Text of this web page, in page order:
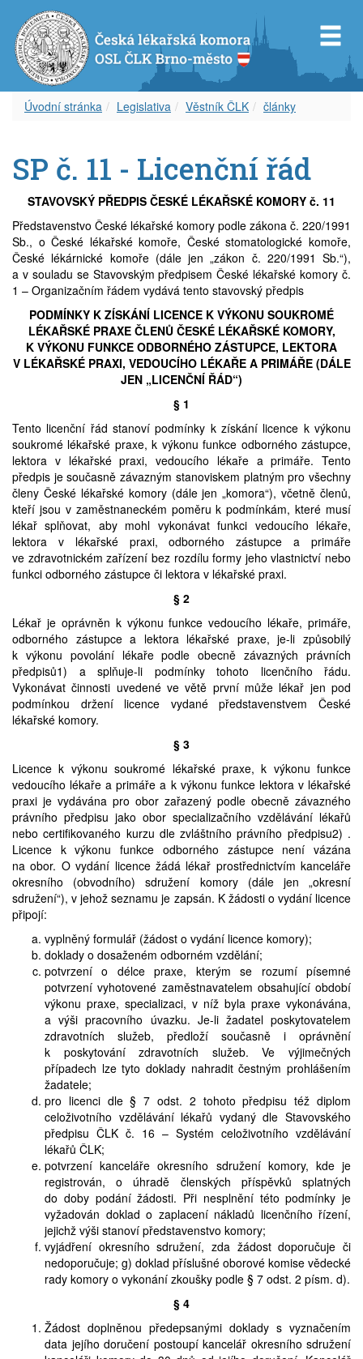
Úvodní stránka Legislativa Věstník ČLK články
SP č. 11 - Licenční řád
STAVOVSKÝ PŘEDPIS ČESKÉ LÉKAŘSKÉ KOMORY č. 11
Představenstvo České lékařské komory podle zákona č. 220/1991
Sb., o České lékařské komoře, České stomatologické komoře,
České lékárnické komoře (dále jen „zákon č. 220/1991 Sb.“),
a v souladu se Stavovským předpisem České lékařské komory č.
1 – Organizačním řádem vydává tento stavovský předpis
PODMÍNKY K ZÍSKÁNÍ LICENCE K VÝKONU SOUKROMÉ
LÉKAŘSKÉ PRAXE ČLENŮ ČESKÉ LÉKAŘSKÉ KOMORY,
K VÝKONU FUNKCE ODBORNÉHO ZÁSTUPCE, LEKTORA
V LÉKAŘSKÉ PRAXI, VEDOUCÍHO LÉKAŘE A PRIMÁŘE (DÁLE
JEN „LICENČNÍ ŘÁD“)
§ 1
Tento licenční řád stanoví podmínky k získání licence k výkonu
soukromé lékařské praxe, k výkonu funkce odborného zástupce,
lektora v lékařské praxi, vedoucího lékaře a primáře. Tento
předpis je současně závazným stanoviskem platným pro všechny
členy České lékařské komory (dále jen „komora“), včetně členů,
kteří jsou v zaměstnaneckém poměru k podmínkám, které musí
lékař splňovat, aby mohl vykonávat funkci vedoucího lékaře,
lektora v lékařské praxi, odborného zástupce a primáře
ve zdravotnickém zařízení bez rozdílu formy jeho vlastnictví nebo
funkci odborného zástupce či lektora v lékařské praxi.
§ 2
Lékař je oprávněn k výkonu funkce vedoucího lékaře, primáře,
odborného zástupce a lektora lékařské praxe, je-li způsobilý
k výkonu povolání lékaře podle obecně závazných právních
předpisů1) a splňuje-li podmínky tohoto licenčního řádu.
Vykonávat činnosti uvedené ve větě první může lékař jen pod
podmínkou držení licence vydané představenstvem České
lékařské komory.
§ 3
Licence k výkonu soukromé lékařské praxe, k výkonu funkce
vedoucího lékaře a primáře a k výkonu funkce lektora v lékařské
praxi je vydávána pro obor zařazený podle obecně závazného
právního předpisu jako obor specializačního vzdělávání lékařů
nebo certifikovaného kurzu dle zvláštního právního předpisu2) .
Licence k výkonu funkce odborného zástupce není vázána
na obor. O vydání licence žádá lékař prostřednictvím kanceláře
okresního (obvodního) sdružení komory (dále jen „okresní
sdružení“), v jehož seznamu je zapsán. K žádosti o vydání licence
připojí:
vyplněný formulář (žádost o vydání licence komory);
doklady o dosaženém odborném vzdělání;
potvrzení o délce praxe, kterým se rozumí písemné
potvrzení vyhotovené zaměstnavatelem obsahující období
výkonu praxe, specializaci, v níž byla praxe vykonávána,
a výši pracovního úvazku. Je-li žadatel poskytovatelem
zdravotních služeb, předloží současně i oprávnění
k poskytování zdravotních služeb. Ve výjimečných
případech lze tyto doklady nahradit čestným prohlášením
žadatele;
pro licenci dle § 7 odst. 2 tohoto předpisu též diplom
celoživotního vzdělávání lékařů vydaný dle Stavovského
předpisu ČLK č. 16 – Systém celoživotního vzdělávání
lékařů ČLK;
potvrzení kanceláře okresního sdružení komory, kde je
registrován, o úhradě členských příspěvků splatných
do doby podání žádosti. Při nesplnění této podmínky je
vyžadován doklad o zaplacení nákladů licenčního řízení,
jejichž výši stanoví představenstvo komory;
vyjádření okresního sdružení, zda žádost doporučuje či
nedoporučuje; g) doklad příslušné oborové komise vědecké
rady komory o vykonání zkoušky podle § 7 odst. 2 písm. d).
§ 4
Žádost doplněnou předepsanými doklady s vyznačením
data jejího doručení postoupí kancelář okresního sdružení
Revizní komise OS ČLK Brno-město
Čestná rada OS ČLK Brno-město
Delegáti sjezdu ČLK
Zápisy z okresních shromáždění
Vzdělávací akce
Věstník ČLK
Etický kodex
Aktuality
Zápisy z okresního shromáždění
Informace lékařům
Archív článků
Aktuální inzerce
Volná místa – nabídka
Volná místa – poptávka
Zástupy – nabídka
Zástupy – poptávka
Pronájem a prodej ordinací
Převzetí praxe
Odkazy
Časopis
Covid-19